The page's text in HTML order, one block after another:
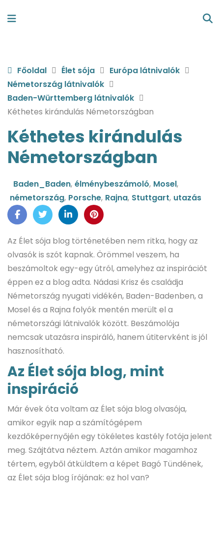
Főoldal Élet sója
Európa látnivalók
Németország látnivalók
Baden-Württemberg látnivalók
Kéthetes kirándulás Németországban
Kéthetes kirándulás
Németországban
Baden_Baden, élménybeszámoló, Mosel,
németország, Porsche, Rajna, Stuttgart, utazás
Az Élet sója blog történetében nem ritka, hogy az
olvasók is szót kapnak. Örömmel veszem, ha
beszámoltok egy-egy útról, amelyhez az inspirációt
éppen ez a blog adta. Nádasi Krisz és családja
Németország nyugati vidékén, Baden-Badenben, a
Mosel és a Rajna folyók mentén merült el a
németországi látnivalók között. Beszámolója
nemcsak utazásra inspiráló, hanem útitervként is jól
hasznosítható.
Az Élet sója blog, mint
inspiráció
Már évek óta voltam az Élet sója blog olvasója,
amikor egyik nap a számítógépem
kezdőképernyőjén egy tökéletes kastély fotója jelent
meg. Szájtátva néztem. Aztán amikor magamhoz
tértem, egyből átküldtem a képet Bagó Tündének,
az Élet sója blog írójának: ez hol van?